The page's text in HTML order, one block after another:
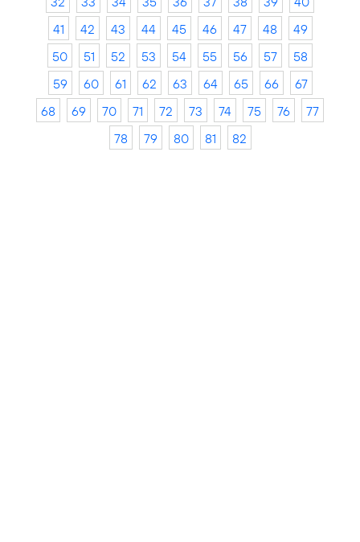
41
42 43 44 45 46 47 48
49
50
51 52 53 54 55 56 57
58
59
60 61 62 63 64 65 66
67
68
69 70 71 72 73 74 75 76
77
78
79 80 81 82